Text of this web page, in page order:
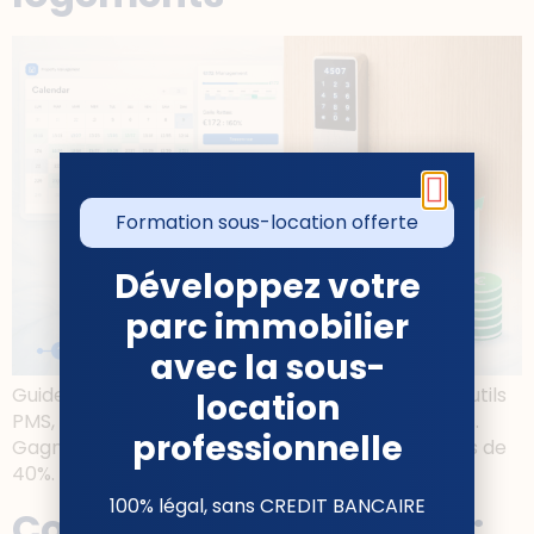
Guide complet pour automatiser votre Airbnb : outils
PMS, tarification dynamique, serrures connectées.
Gagnez 3-5h/semaine et augmentez vos revenus de
40%.
Formation sous-location offerte
Développez votre
parc immobilier
avec la sous-
location
professionnelle
100% légal, sans CREDIT BANCAIRE